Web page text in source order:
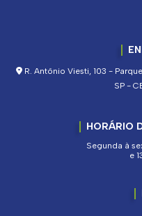
R. Antônio Viesti, 103 -
SP -
HORÁRIO
Segunda à
e